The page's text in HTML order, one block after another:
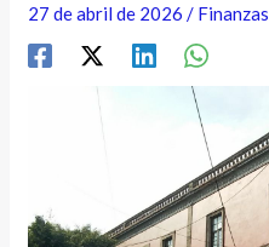
27 de abril de 2026/ Finanzas